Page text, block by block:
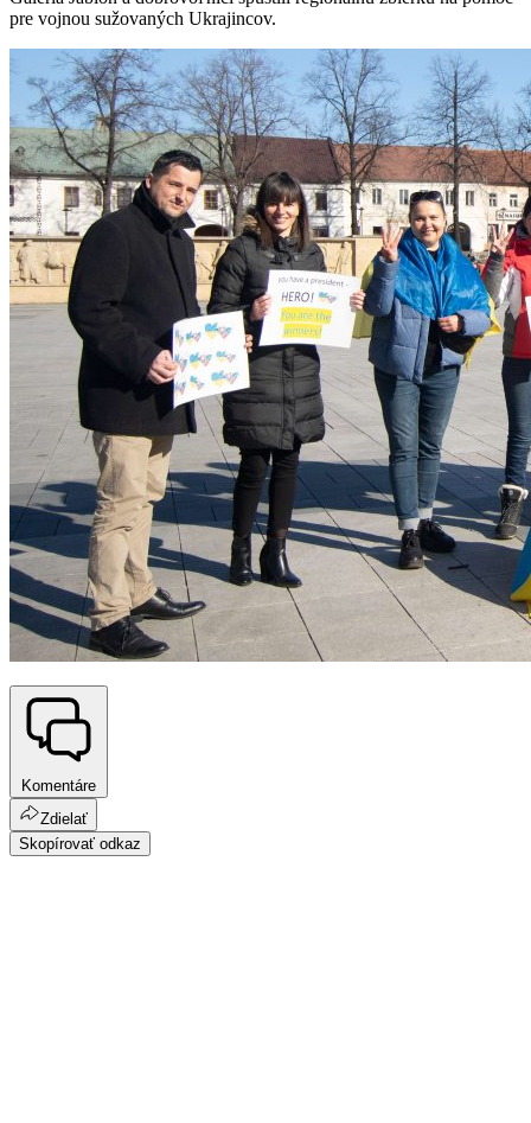
pre vojnou sužovaných Ukrajincov.
Komentáre
Zdielať
Skopírovať odkaz